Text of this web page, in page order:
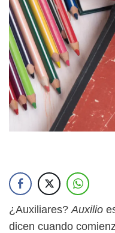
¿Auxiliares? Auxilio
dicen cuando